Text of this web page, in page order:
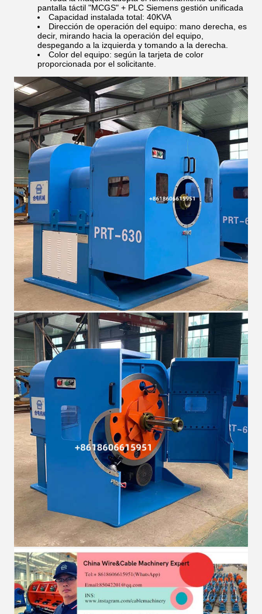
pantalla táctil "MCGS" + PLC Siemens gestión unificada
Capacidad instalada total: 40KVA
Dirección de operación del equipo: mano derecha, es
decir, mirando hacia la operación del equipo,
despegando a la izquierda y tomando a la derecha.
Color del equipo: según la tarjeta de color
proporcionada por el solicitante.